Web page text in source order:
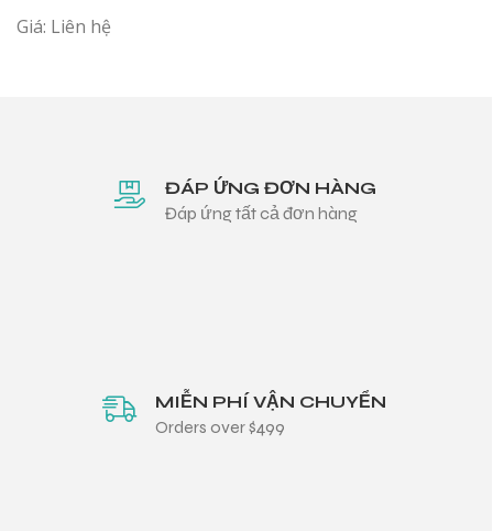
Giá: Liên hệ
ĐÁP ỨNG ĐƠN HÀNG
Đáp ứng tất cả đơn hàng
MIỄN PHÍ VẬN CHUYỂN
Orders over $499